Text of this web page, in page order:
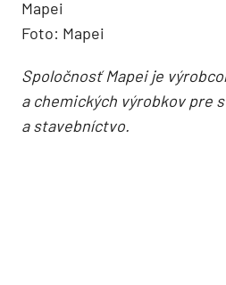
Mapei
Foto: Mapei
Spoločnosť Mapei je
a chemických výrobkov pre
a stavebníctvo.